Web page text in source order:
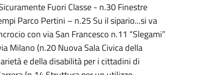
Fuori Classe - n.30 Finestre
Parco Pertini – n.25 Su il sipario...si va
con via San Francesco n.11 “Slegami”
Milano (n.20 Nuova Sala Civica della
e della disabilità per i cittadini di